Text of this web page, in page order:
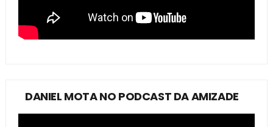
DANIEL MOTA NO PODCAST DA AMIZADE